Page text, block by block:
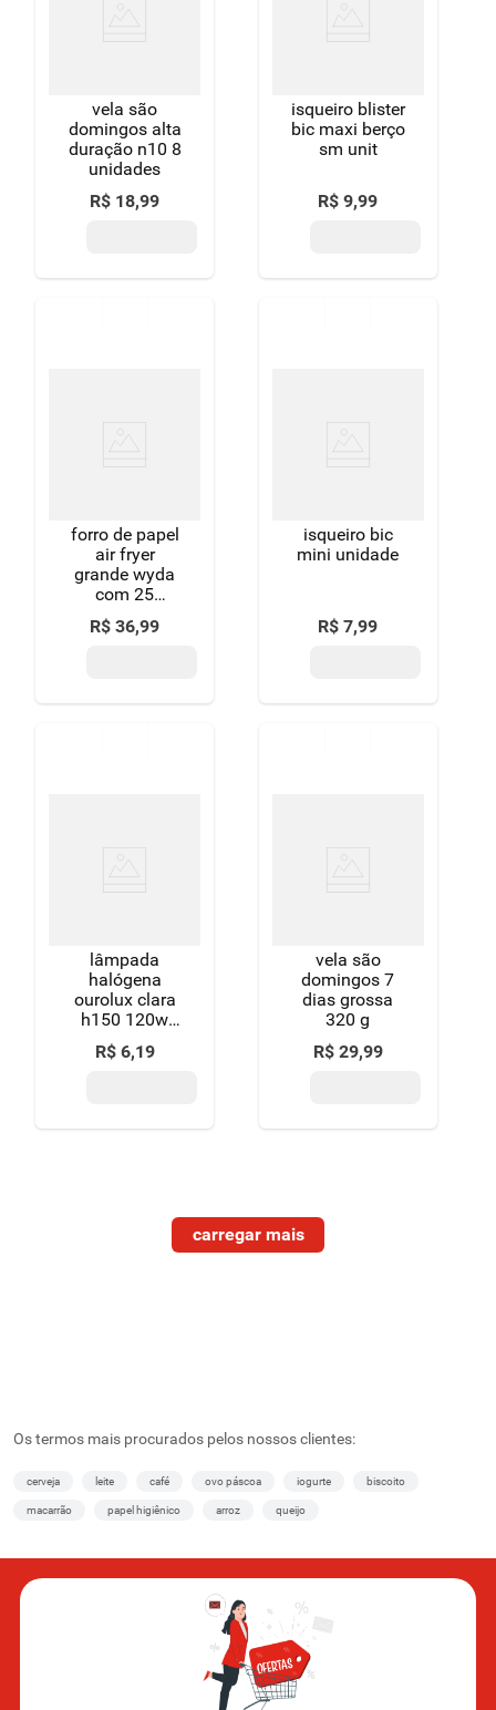
vela são
domingos alta
duração n10 8
unidades
R$ 18,99
isqueiro blister
bic maxi berço
sm unit
R$ 9,99
forro de papel
air fryer
grande wyda
com 25
unidades
R$ 36,99
isqueiro bic
mini unidade
R$ 7,99
lâmpada
halógena
ourolux clara
h150 120w
127v unidade
R$ 6,19
vela são
domingos 7
dias grossa
320 g
R$ 29,99
Os termos mais procurados pelos nossos clientes:
cerveja leite café ovo páscoa iogurte biscoito
macarrão papel higiênico arroz queijo